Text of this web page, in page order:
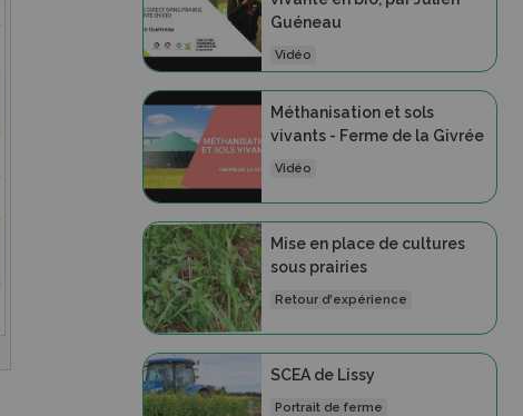
Guéneau
Vidéo
Méthanisation et sols
vivants - Ferme de la Givrée
Vidéo
Mise en place de cultures
sous prairies
Retour d'expérience
SCEA de Lissy
Portrait de ferme